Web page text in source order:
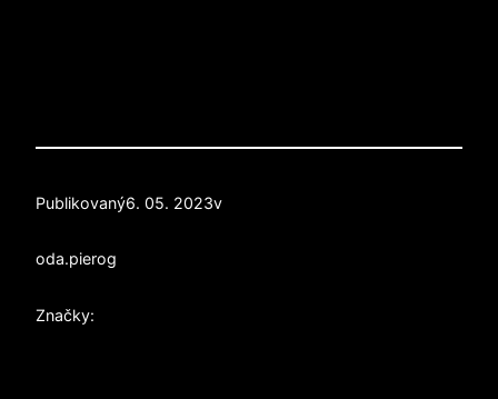
Publikovaný6. 05. 2023v
oda.pierog
Značky: